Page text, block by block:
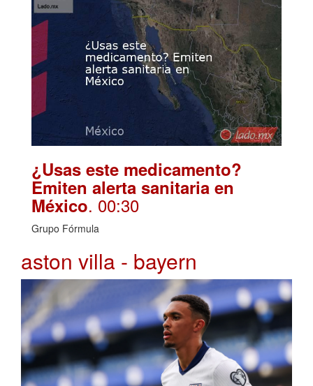
¿Usas este medicamento?
Emiten alerta sanitaria en
México. 00:30
Grupo Fórmula
aston villa - bayern